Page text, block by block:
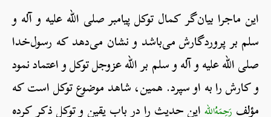
این ماجرا بیان‌گر کمال توکل پیامبر صلی الله علیه و آله و
سلم بر پروردگارش می‌باشد و نشان می‌دهد که رسول‌خدا
صلی الله علیه و آله و سلم بر الله عزوجل توکل و اعتماد نمود
و کارش را به او سپرد. همین، شاهد موضوع توکل است که
مؤلف رَحِمَهُ‌اللهاین حدیث را در باب یقین و توکل ذکر کرده